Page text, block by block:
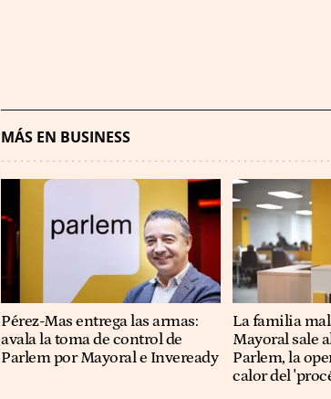
MÁS EN BUSINESS
Pérez-Mas entrega las armas:
avala la toma de control de
Parlem por Mayoral e Inveready
La familia
Mayoral sale
Parlem, la
calor del